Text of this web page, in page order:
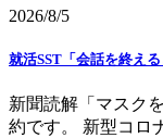
2026/8/5
就活SST「会話を終え
新聞読解「マスク
約です。 新型コロ